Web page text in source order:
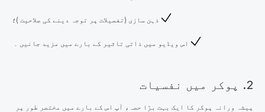
ذہن سازی (تفصیلات پر توجہ دینے کی صلاحیت )؛
​​​اس ویڈیو میں ذاتی تاثیر کے بارے میں مزید جانیں ۔
2. پوکر میں نفسیات
پیشہ ورانہ پوکر کا ایک بہت بڑا حصہ، آپ اس کے بارے میں مختصر طور پر